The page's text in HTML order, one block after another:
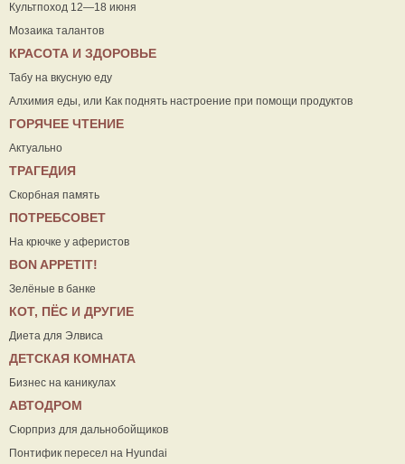
Культпоход 12—18 июня
Мозаика талантов
КРАСОТА И ЗДОРОВЬЕ
Табу на вкусную еду
Алхимия еды, или Как поднять настроение при помощи продуктов
ГОРЯЧЕЕ ЧТЕНИЕ
Актуально
ТРАГЕДИЯ
Скорбная память
ПОТРЕБСОВЕТ
На крючке у аферистов
ВON APPETIT!
Зелёные в банке
КОТ, ПЁС И ДРУГИЕ
Диета для Элвиса
ДЕТСКАЯ КОМНАТА
Бизнес на каникулах
АВТОДРОМ
Сюрприз для дальнобойщиков
Понтифик пересел на Hyundai